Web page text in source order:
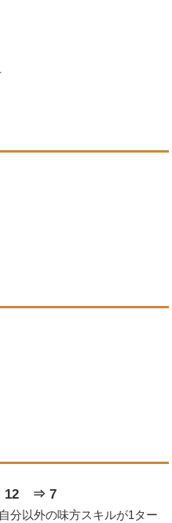
12 ⇒ 7
分以外の味方スキルが1ター